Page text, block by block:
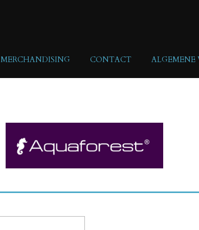
MERCHANDISING CONTACT ALGEMENE